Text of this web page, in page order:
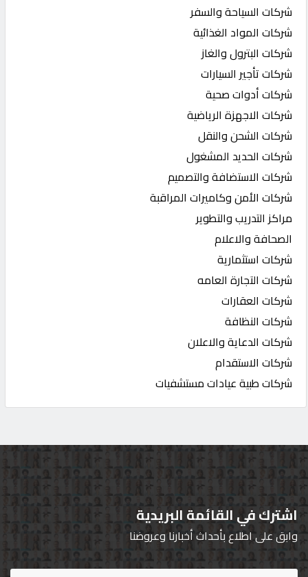
شركات السياحة والسفر
شركات المواد الغذائية
شركات البترول والغاز
شركات تأجير السيارات
شركات أدوات صحية
شركات الاجهزة الرياضية
شركات الشحن والنقل
شركات الحديد المشغول
شركات الاستضافة والتصميم
شركات الأمن وكاميرات المراقبة
مراكز التدريب والتطوير
الصحافة والاعلام
شركات استثمارية
شركات التجارة العامه
شركات العقارات
شركات النظافة
شركات الدعاية والاعلان
شركات الاستقدام
شركات طبية عيادات مستشفيات
اشترك في القائمة البريدية
وابق على اطلاع بأحداث أخبارنا وعروضنا